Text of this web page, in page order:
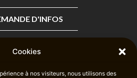
Cookies
à nos visiteurs, nous utilisons des
D'INFOS